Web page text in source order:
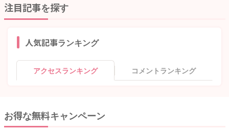
注目記事を探す
人気記事ランキング
アクセスランキング コメントランキング
お得な無料キャンペーン